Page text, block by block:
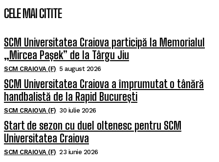
CELE MAI CITITE
SCM Universitatea Craiova participă la Memorialul
„Mircea Pașek” de la Târgu Jiu
SCM CRAIOVA (F) 5 august 2026
SCM Universitatea Craiova a împrumutat o tânără
handbalistă de la Rapid București
SCM CRAIOVA (F) 30 iulie 2026
Start de sezon cu duel oltenesc pentru SCM
Universitatea Craiova
SCM CRAIOVA (F) 23 iunie 2026